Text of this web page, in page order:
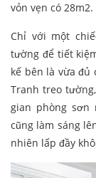
vỏn vẹn có 28m2.
Chỉ với một
tường để tiết
kế bên là vừa đủ
Tranh treo
gian phòng sơn
cũng làm sáng
nhiên lấp đầy